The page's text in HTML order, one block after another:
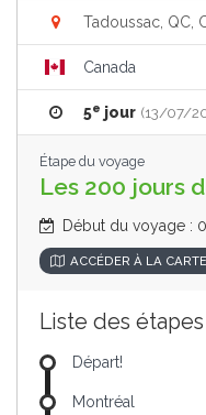
Tadoussac, QC,
Canada
5e jour (13/07/
Étape du voyage
Les 200 jours
Début du voyage :
ACCÉDER À LA
Liste des étapes
Départ!
Montréal